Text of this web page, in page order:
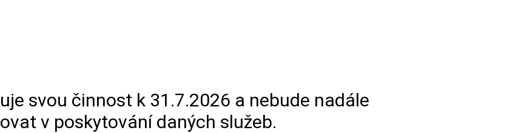
svou činnost k 31.7.2026 a nebude nadále
v poskytování daných služeb.